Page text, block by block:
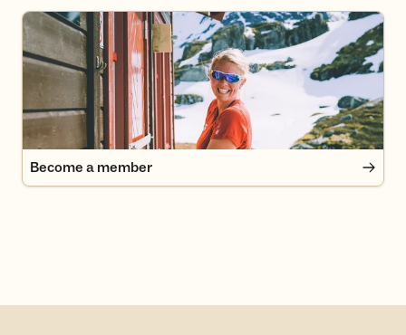
Become a member
Become a member